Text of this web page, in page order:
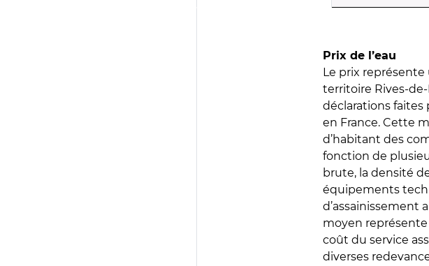
Prix de l’eau
Le prix
territoire Rives-de-
déclarations faites
en France. Cette
d’habitant des
fonction de
brute, la densité
équipements
d’assainissement
moyen
coût du service
diverses